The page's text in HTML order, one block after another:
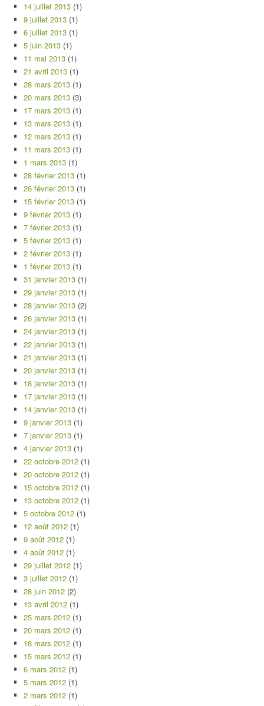
14 juillet 2013 (1)
9 juillet 2013 (1)
6 juillet 2013 (1)
5 juin 2013 (1)
11 mai 2013 (1)
21 avril 2013 (1)
28 mars 2013 (1)
20 mars 2013 (3)
17 mars 2013 (1)
13 mars 2013 (1)
12 mars 2013 (1)
11 mars 2013 (1)
1 mars 2013 (1)
28 février 2013 (1)
26 février 2013 (1)
15 février 2013 (1)
9 février 2013 (1)
7 février 2013 (1)
5 février 2013 (1)
2 février 2013 (1)
1 février 2013 (1)
31 janvier 2013 (1)
29 janvier 2013 (1)
28 janvier 2013 (2)
26 janvier 2013 (1)
24 janvier 2013 (1)
22 janvier 2013 (1)
21 janvier 2013 (1)
20 janvier 2013 (1)
18 janvier 2013 (1)
17 janvier 2013 (1)
14 janvier 2013 (1)
9 janvier 2013 (1)
7 janvier 2013 (1)
4 janvier 2013 (1)
22 octobre 2012 (1)
20 octobre 2012 (1)
15 octobre 2012 (1)
13 octobre 2012 (1)
5 octobre 2012 (1)
12 août 2012 (1)
9 août 2012 (1)
4 août 2012 (1)
29 juillet 2012 (1)
3 juillet 2012 (1)
28 juin 2012 (2)
13 avril 2012 (1)
25 mars 2012 (1)
20 mars 2012 (1)
18 mars 2012 (1)
15 mars 2012 (1)
6 mars 2012 (1)
5 mars 2012 (1)
2 mars 2012 (1)